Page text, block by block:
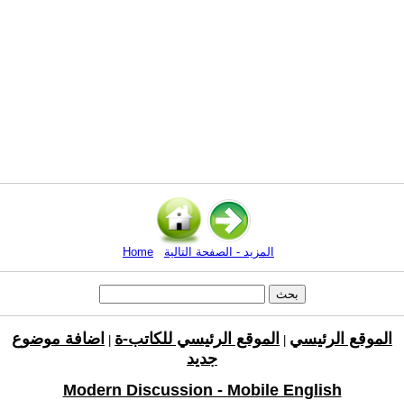
Home المزيد - الصفحة التالية
الموقع الرئيسي الموقع الرئيسي للكاتب-ة
اضافة موضوع
جديد
Modern Discussion - Mobile English